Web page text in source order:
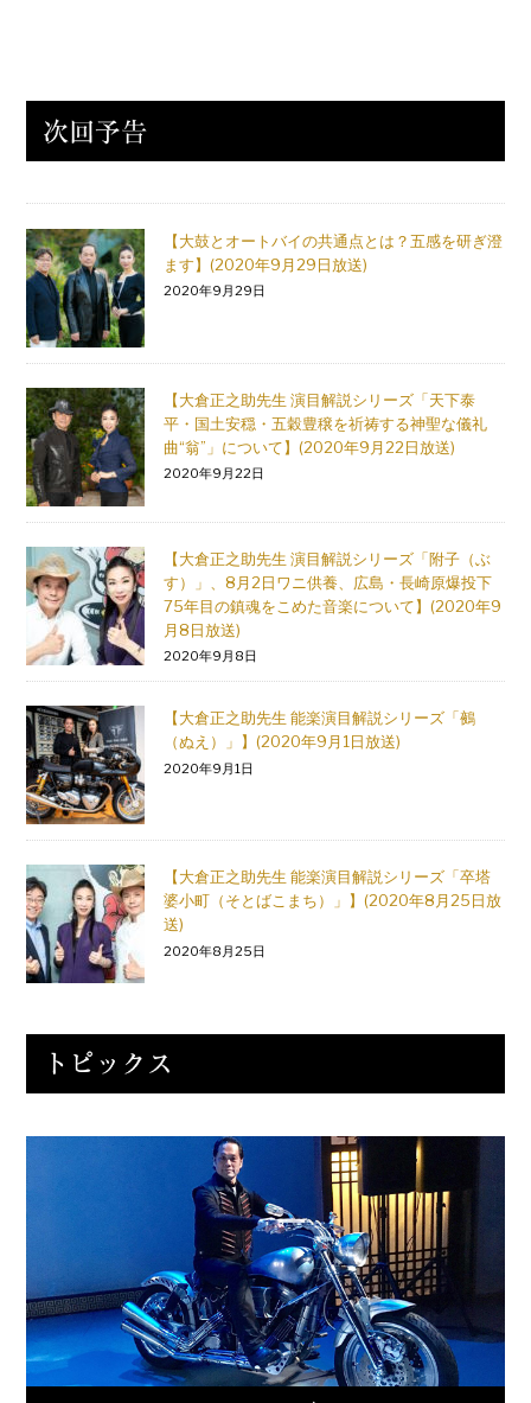
【大鼓とオートバイの共通点とは？五感を研ぎ澄
ます】(2020年9月29日放送)
2020年9月29日
【大倉正之助先生 演目解説シリーズ「天下泰
平・国土安穏・五穀豊穣を祈祷する神聖な儀礼
曲“翁”」について】(2020年9月22日放送)
2020年9月22日
【大倉正之助先生 演目解説シリーズ「附子（ぶ
す）」、8月2日ワニ供養、広島・長崎原爆投下
75年目の鎮魂をこめた音楽について】(2020年9
月8日放送)
2020年9月8日
【大倉正之助先生 能楽演目解説シリーズ「鵺
（ぬえ）」】(2020年9月1日放送)
2020年9月1日
【大倉正之助先生 能楽演目解説シリーズ「卒塔
婆小町（そとばこまち）」】(2020年8月25日放
送)
2020年8月25日